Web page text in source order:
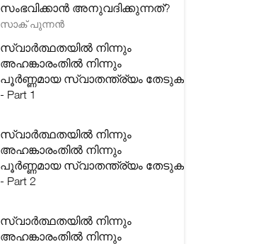
സംഭവിക്കാൻ അനുവദിക്കുന്നത്?
സാക് പുന്നൻ
സ്വാർത്ഥതയിൽ നിന്നും
അഹങ്കാരംതിൽ നിന്നും
പൂർണ്ണമായ സ്വാതന്ത്ര്യം തേടുക
- Part 1
സ്വാർത്ഥതയിൽ നിന്നും
അഹങ്കാരംതിൽ നിന്നും
പൂർണ്ണമായ സ്വാതന്ത്ര്യം തേടുക
- Part 2
സ്വാർത്ഥതയിൽ നിന്നും
അഹങ്കാരംതിൽ നിന്നും